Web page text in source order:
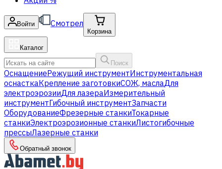
Войти Смотрел
Корзина
Каталог
Поиск
ОснащениеРежущий инструментИнструментальная
оснасткаКрепление заготовкиСОЖ, маслаДля
электроэрозииДля лазераИзмерительный
инструментГибочный инструментЗапчасти
ОборудованиеФрезерные станкиТокарные
станкиЭлектроэрозионные станкиЛистогибочные
прессыЛазерные станки
Обратный звонок